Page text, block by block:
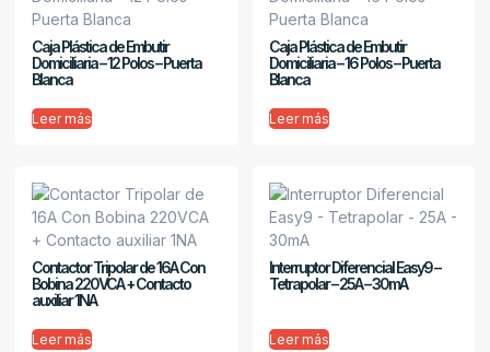
Caja Plástica de Embutir
Domiciliaria – 12 Polos – Puerta
Blanca
Leer más
Caja Plástica de Embutir
Domiciliaria – 16 Polos – Puerta
Blanca
Leer más
Contactor Tripolar de 16A Con
Bobina 220VCA + Contacto
auxiliar 1NA
Leer más
Interruptor Diferencial Easy9 –
Tetrapolar – 25A – 30mA
Leer más